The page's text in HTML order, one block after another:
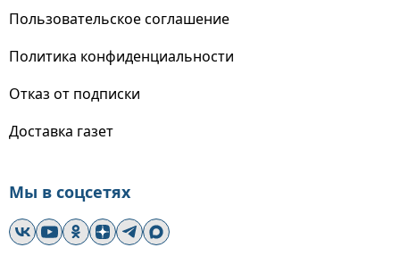
Пользовательское соглашение
Политика конфиденциальности
Отказ от подписки
Доставка газет
Мы в соцсетях